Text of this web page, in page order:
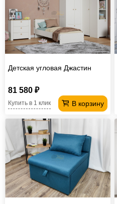
Детская угловая Джастин
81 580 ₽
В корзину
Купить в 1 клик